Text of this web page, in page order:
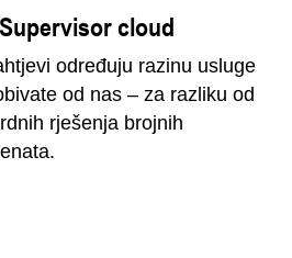
cloud
određuju razinu usluge
od nas – za razliku od
rješenja brojnih